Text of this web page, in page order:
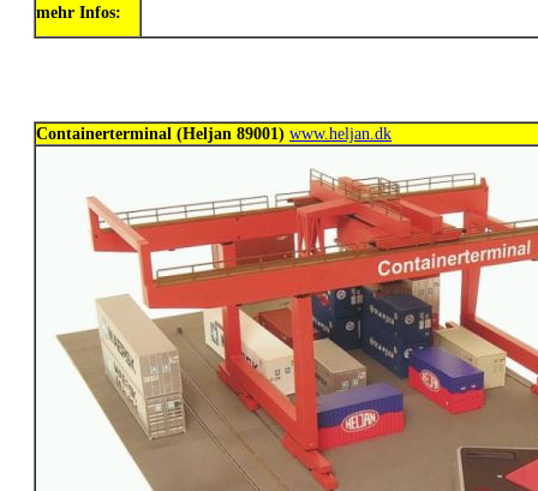
mehr Infos:
Containerterminal (Heljan 89001) www.heljan.dk